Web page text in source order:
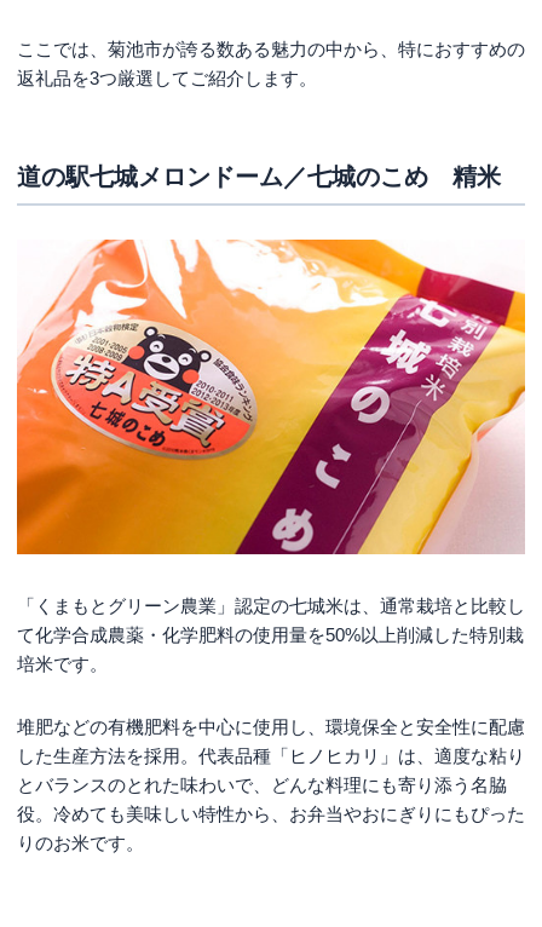
ここでは、菊池市が誇る数ある魅力の中から、特におすすめの
返礼品を3つ厳選してご紹介します。
道の駅七城メロンドーム／七城のこめ 精米
「くまもとグリーン農業」認定の七城米は、通常栽培と比較し
て化学合成農薬・化学肥料の使用量を50%以上削減した特別栽
培米です。
堆肥などの有機肥料を中心に使用し、環境保全と安全性に配慮
した生産方法を採用。代表品種「ヒノヒカリ」は、適度な粘り
とバランスのとれた味わいで、どんな料理にも寄り添う名脇
役。冷めても美味しい特性から、お弁当やおにぎりにもぴった
りのお米です。